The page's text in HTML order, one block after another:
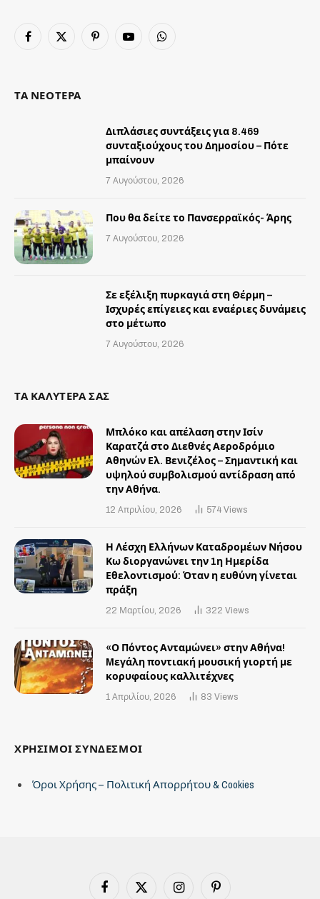
Facebook
X
PinterestYouTubeWhatsApp
ΤΑ ΝΕΟΤΕΡΑ
Διπλάσιες συντάξεις για 8.469
συνταξιούχους του Δημοσίου – Πότε
μπαίνουν
7 Αυγούστου, 2026
Που θα δείτε το Πανσερραϊκός- Άρης
7 Αυγούστου, 2026
Σε εξέλιξη πυρκαγιά στη Θέρμη –
Ισχυρές επίγειες και εναέριες δυνάμεις
στο μέτωπο
7 Αυγούστου, 2026
ΤΑ ΚΑΛΥΤΕΡΑ ΣΑΣ
Μπλόκο και απέλαση στην Ισίν
Καρατζά στο Διεθνές Αεροδρόμιο
Αθηνών Ελ. Βενιζέλος – Σημαντική και
υψηλού συμβολισμού αντίδραση από
την Αθήνα.
12 Απριλίου, 2026 574 Views
Η Λέσχη Ελλήνων Καταδρομέων Νήσου
Κω διοργανώνει την 1η Ημερίδα
Εθελοντισμού: Όταν η ευθύνη γίνεται
πράξη
22 Μαρτίου, 2026 322 Views
«Ο Πόντος Ανταμώνει» στην Αθήνα!
Mεγάλη ποντιακή μουσική γιορτή με
κορυφαίους καλλιτέχνες
1 Απριλίου, 2026 83 Views
ΧΡΗΣΙΜΟΙ ΣΥΝΔΕΣΜΟΙ
Όροι Χρήσης – Πολιτική Απορρήτου & Cookies
Facebook X Instagram Pinterest